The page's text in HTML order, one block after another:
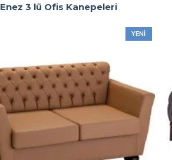
Enez 3 lü Ofis Kanepeleri
YENI